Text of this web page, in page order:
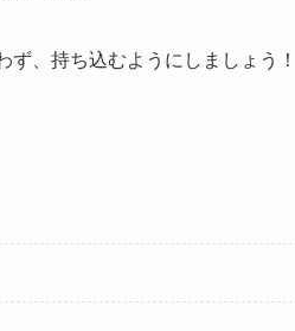
ず、持ち込むようにしましょう！